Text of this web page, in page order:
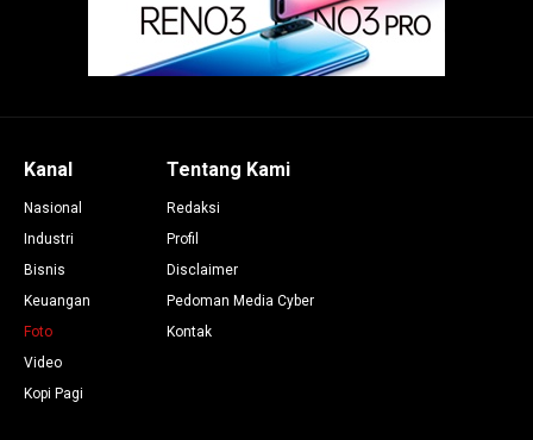
Kanal
Nasional
Industri
Bisnis
Keuangan
Foto
Video
Kopi Pagi
Tentang Kami
Redaksi
Profil
Disclaimer
Pedoman Media Cyber
Kontak